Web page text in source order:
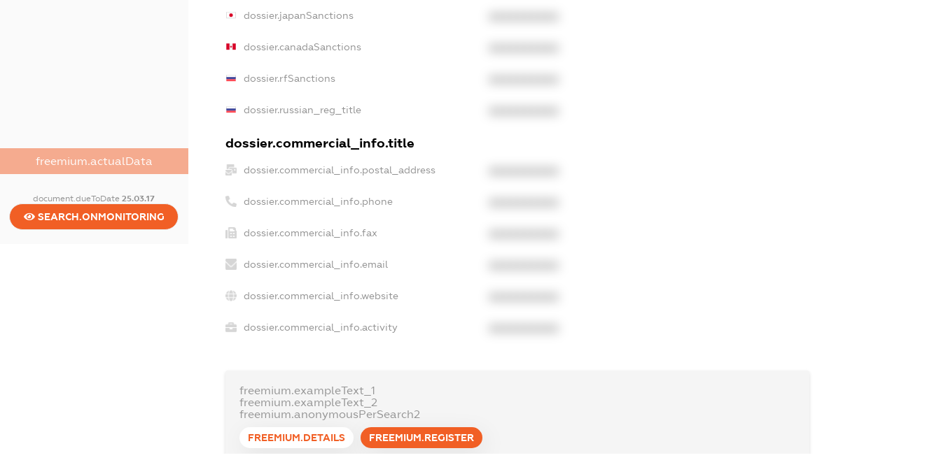
freemium.actualData
document.dueToDate25.03.17
SEARCH.ONMONITORING
dossier.japanSanctions
dossier.canadaSanctions
dossier.rfSanctions
dossier.russian_reg_title
dossier.commercial_info.title
dossier.commercial_info.postal_address
dossier.commercial_info.phone
dossier.commercial_info.fax
dossier.commercial_info.email
dossier.commercial_info.website
dossier.commercial_info.activity
freemium.exampleText_1
freemium.exampleText_2
freemium.anonymousPerSearch2
FREEMIUM.DETAILS FREEMIUM.REGISTER